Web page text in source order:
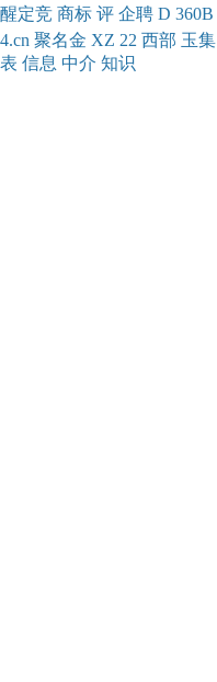
醒定竞 商标 评 企聘 D 360B
4.cn 聚名金 XZ 22 西部 玉集
表 信息 中介 知识